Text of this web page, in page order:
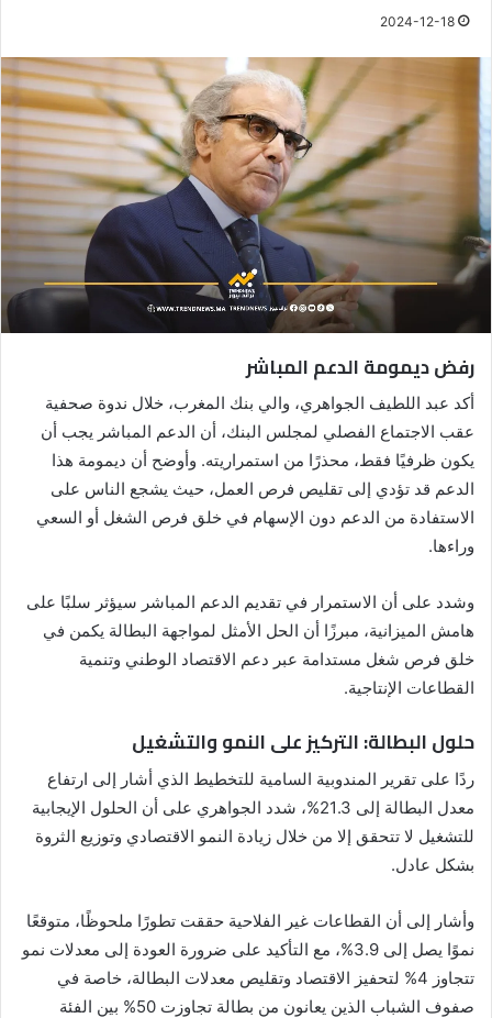
2024-12-18
رفض ديمومة الدعم المباشر
أكد عبد اللطيف الجواهري، والي بنك المغرب، خلال ندوة صحفية
عقب الاجتماع الفصلي لمجلس البنك، أن الدعم المباشر يجب أن
يكون ظرفيًا فقط، محذرًا من استمراريته. وأوضح أن ديمومة هذا
الدعم قد تؤدي إلى تقليص فرص العمل، حيث يشجع الناس على
الاستفادة من الدعم دون الإسهام في خلق فرص الشغل أو السعي
وراءها.
وشدد على أن الاستمرار في تقديم الدعم المباشر سيؤثر سلبًا على
هامش الميزانية، مبرزًا أن الحل الأمثل لمواجهة البطالة يكمن في
خلق فرص شغل مستدامة عبر دعم الاقتصاد الوطني وتنمية
القطاعات الإنتاجية.
حلول البطالة: التركيز على النمو والتشغيل
ردًا على تقرير المندوبية السامية للتخطيط الذي أشار إلى ارتفاع
معدل البطالة إلى 21.3%، شدد الجواهري على أن الحلول الإيجابية
للتشغيل لا تتحقق إلا من خلال زيادة النمو الاقتصادي وتوزيع الثروة
بشكل عادل.
وأشار إلى أن القطاعات غير الفلاحية حققت تطورًا ملحوظًا، متوقعًا
نموًا يصل إلى 3.9%، مع التأكيد على ضرورة العودة إلى معدلات نمو
تتجاوز 4% لتحفيز الاقتصاد وتقليص معدلات البطالة، خاصة في
صفوف الشباب الذين يعانون من بطالة تجاوزت 50% بين الفئة